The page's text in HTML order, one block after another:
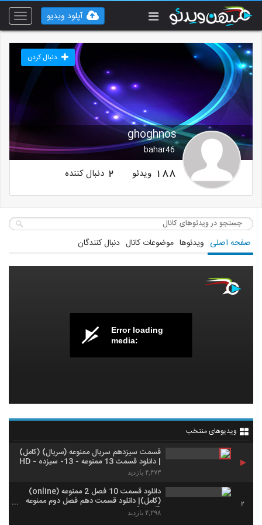
Toggle
آپلود ویدیو
ghoghnos
bahar46
دنبال کردن
188 ویدئو 2 دنبال کننده
صفحه اصلی ویدئوها موضوعات کانال دنبال کنندگان
Error loading
media:
ویدیوهای منتخب
قسمت سیزدهم سریال ممنوعه (سریال) (کامل)
| دانلود قسمت 13 ممنوعه - 13- سیزده - HD
۴,۴۷۳ بازدید
2
دانلود قسمت 10 فصل 2 ممنوعه (online)
(کامل)| دانلود قسمت دهم فصل دوم ممنوعه
(قانونی)
۴,۲۹۸ بازدید